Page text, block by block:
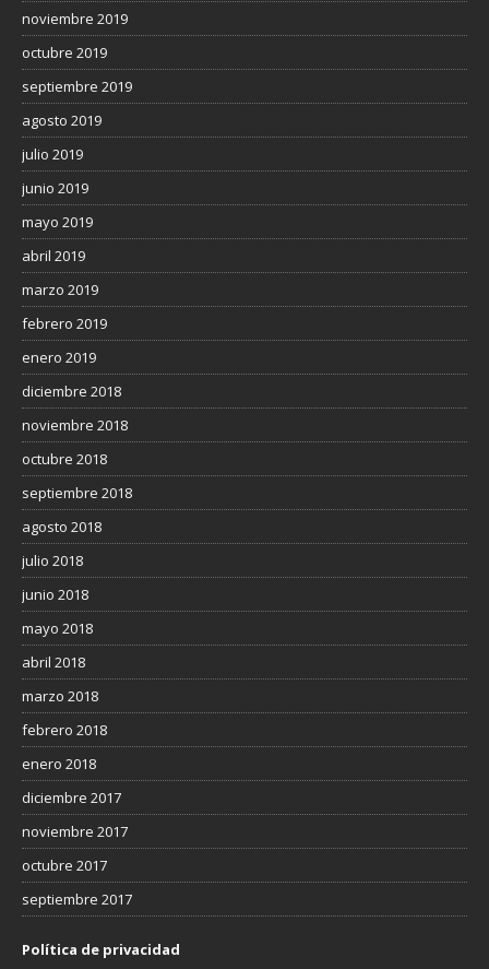
noviembre 2019
octubre 2019
septiembre 2019
agosto 2019
julio 2019
junio 2019
mayo 2019
abril 2019
marzo 2019
febrero 2019
enero 2019
diciembre 2018
noviembre 2018
octubre 2018
septiembre 2018
agosto 2018
julio 2018
junio 2018
mayo 2018
abril 2018
marzo 2018
febrero 2018
enero 2018
diciembre 2017
noviembre 2017
octubre 2017
septiembre 2017
Política de privacidad